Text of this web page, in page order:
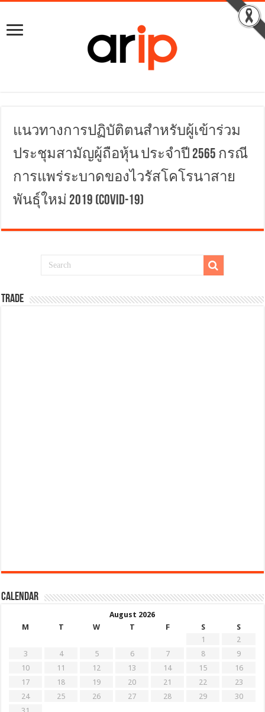
แนวทางการปฏิบัติตนสำหรับผู้เข้าร่วม
ประชุมสามัญผู้ถือหุ้น ประจำปี 2565 กรณี
การแพร่ระบาดของไวรัสโคโรนาสาย
พันธุ์ใหม่ 2019 (COVID-19)
TRADE
Calendar
August 2026
M
T W T F S
S
1
2
3
4 5 6 7 8
9
10
11 12 13 14 15
16
17
18 19 20 21 22
23
24
25 26 27 28 29
30